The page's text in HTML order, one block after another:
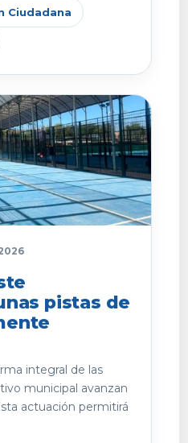
Ciudadana
pistas de
integral de las
municipal avanzan
actuación permitirá